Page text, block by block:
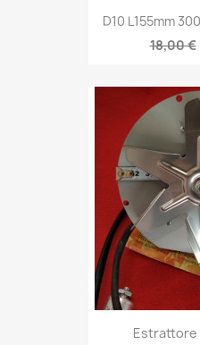
D10 L155mm
18,00 €
Estrattore